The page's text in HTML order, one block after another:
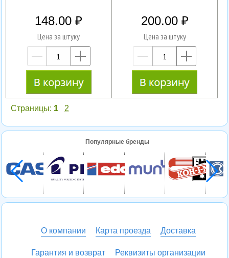
148.00
Цена за штуку
—
200.00
Цена за штуку
—
Страницы: 1 2
Популярные бренды
О компании Карта проезда Доставка
Гарантия и возврат Реквизиты организации